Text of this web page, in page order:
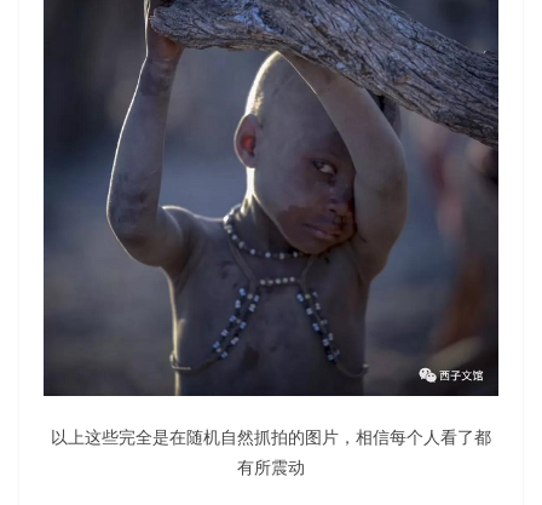
以上这些完全是在随机自然抓拍的图片，相信每个人看了都
有所震动